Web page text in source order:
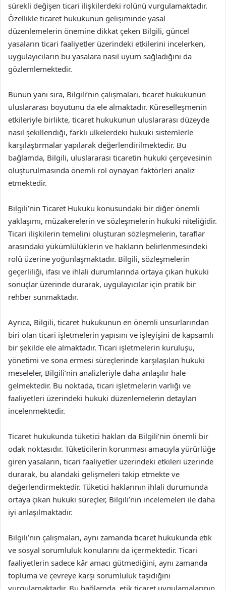
sürekli değişen ticari ilişkilerdeki rolünü vurgulamaktadır.
Özellikle ticaret hukukunun gelişiminde yasal
düzenlemelerin önemine dikkat çeken Bilgili, güncel
yasaların ticari faaliyetler üzerindeki etkilerini incelerken,
uygulayıcıların bu yasalara nasıl uyum sağladığını da
gözlemlemektedir.
Bunun yanı sıra, Bilgili’nin çalışmaları, ticaret hukukunun
uluslararası boyutunu da ele almaktadır. Küreselleşmenin
etkileriyle birlikte, ticaret hukukunun uluslararası düzeyde
nasıl şekillendiği, farklı ülkelerdeki hukuki sistemlerle
karşılaştırmalar yapılarak değerlendirilmektedir. Bu
bağlamda, Bilgili, uluslararası ticaretin hukuki çerçevesinin
oluşturulmasında önemli rol oynayan faktörleri analiz
etmektedir.
Bilgili’nin Ticaret Hukuku konusundaki bir diğer önemli
yaklaşımı, müzakerelerin ve sözleşmelerin hukuki niteliğidir.
Ticari ilişkilerin temelini oluşturan sözleşmelerin, taraflar
arasındaki yükümlülüklerin ve hakların belirlenmesindeki
rolü üzerine yoğunlaşmaktadır. Bilgili, sözleşmelerin
geçerliliği, ifası ve ihlali durumlarında ortaya çıkan hukuki
sonuçlar üzerinde durarak, uygulayıcılar için pratik bir
rehber sunmaktadır.
Ayrıca, Bilgili, ticaret hukukunun en önemli unsurlarından
biri olan ticari işletmelerin yapısını ve işleyişini de kapsamlı
bir şekilde ele almaktadır. Ticari işletmelerin kuruluşu,
yönetimi ve sona ermesi süreçlerinde karşılaşılan hukuki
meseleler, Bilgili’nin analizleriyle daha anlaşılır hale
gelmektedir. Bu noktada, ticari işletmelerin varlığı ve
faaliyetleri üzerindeki hukuki düzenlemelerin detayları
incelenmektedir.
Ticaret hukukunda tüketici hakları da Bilgili’nin önemli bir
odak noktasıdır. Tüketicilerin korunması amacıyla yürürlüğe
giren yasaların, ticari faaliyetler üzerindeki etkileri üzerinde
durarak, bu alandaki gelişmeleri takip etmekte ve
değerlendirmektedir. Tüketici haklarının ihlali durumunda
ortaya çıkan hukuki süreçler, Bilgili’nin incelemeleri ile daha
iyi anlaşılmaktadır.
Bilgili’nin çalışmaları, aynı zamanda ticaret hukukunda etik
ve sosyal sorumluluk konularını da içermektedir. Ticari
faaliyetlerin sadece kâr amacı gütmediğini, aynı zamanda
topluma ve çevreye karşı sorumluluk taşıdığını
vurgulamaktadır. Bu bağlamda, etik ticaret uygulamalarının